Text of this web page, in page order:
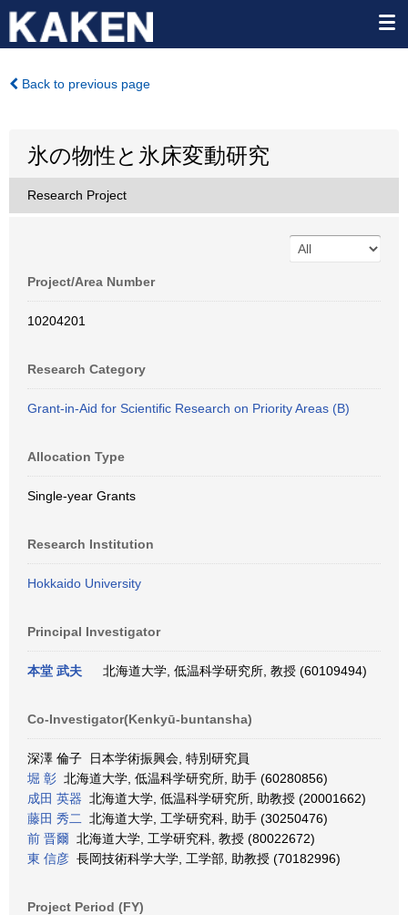
Back to previous page
氷の物性と氷床変動研究
Research Project
Project/Area Number
10204201
Research Category
Grant-in-Aid for Scientific Research on Priority Areas (B)
Allocation Type
Single-year Grants
Research Institution
Hokkaido University
Principal Investigator
本堂 武夫 北海道大学, 低温科学研究所, 教授 (60109494)
Co-Investigator(Kenkyū-buntansha)
深澤 倫子 日本学術振興会, 特別研究員
堀 彰 北海道大学, 低温科学研究所, 助手 (60280856)
成田 英器 北海道大学, 低温科学研究所, 助教授 (20001662)
藤田 秀二
北海道大学, 工学研究科, 助手 (30250476)
前 晋爾 北海道大学, 工学研究科, 教授 (80022672)
東 信彦 長岡技術科学大学, 工学部, 助教授 (70182996)
Project Period (FY)